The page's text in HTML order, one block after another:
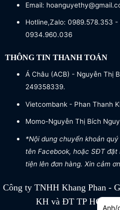
Email:
Hotline,Zalo: 0989.578.353
0934.960.036
THÔNG TIN THANH TOÁN
Á Châu (ACB) - Nguyễn Thị
249358339.
Vietcombank - Phan Thanh
Momo-Nguyễn Thị Bích
*Nội dung chuyển khoản
tên Facebook, hoặc SĐT đặt
tiện lên đơn hàng. Xin cảm ơn
Công ty TNHH Khang Phan -
KH và ĐT TP HCM
Anh/